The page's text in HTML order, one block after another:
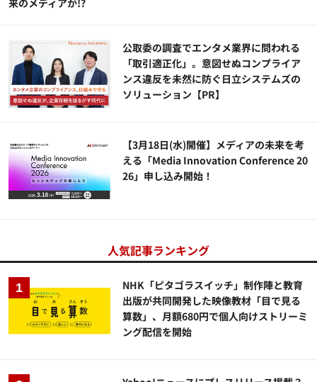
公​​取委の調査でエンタメ業界に問われる
「取引適正化」。意図せぬコンプライア
ンス違反を未然に防ぐ日立システムズの
ソリューション​【PR】
【3月18日(水)開催】メディアの未来を考
える「Media Innovation Conference 20
26」申し込み開始！
人気記事ランキング
NHK「ピタゴラスイッチ」制作陣と教育
出版が共同開発した映像教材「目で見る
算数」、月額680円で個人向けストリーミ
ング配信を開始